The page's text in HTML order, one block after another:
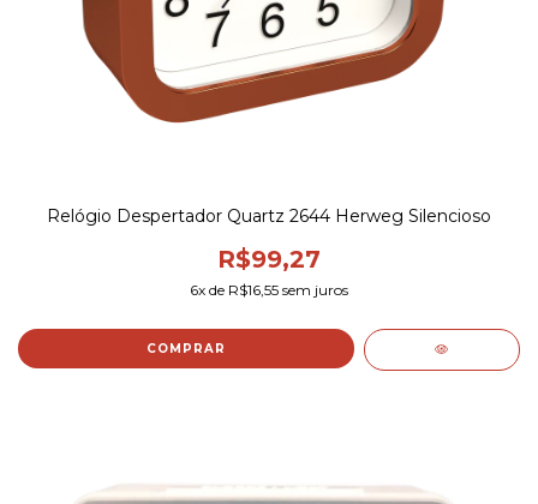
Relógio Despertador Quartz 2644 Herweg Silencioso
R$99,27
6x de R$16,55 sem juros
COMPRAR